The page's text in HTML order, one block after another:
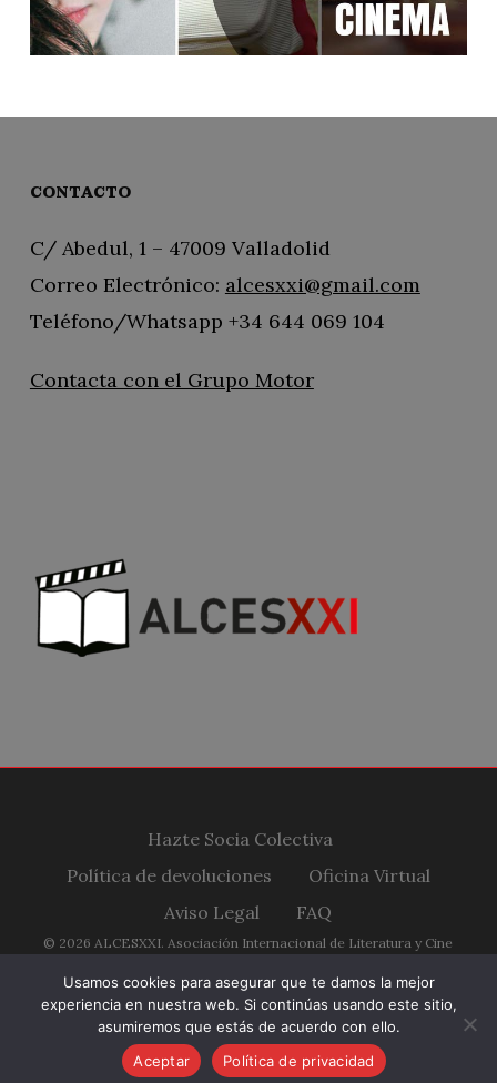
CONTACTO
C/ Abedul, 1 – 47009 Valladolid
Correo Electrónico: alcesxxi@gmail.com
Teléfono/Whatsapp +34 644 069 104
Contacta con el Grupo Motor
Hazte Socia Colectiva
Política de devoluciones
Oficina Virtual
Aviso Legal
FAQ
© 2026 ALCESXXI. Asociación Internacional de Literatura y Cine
twitter facebookyoutubeRSS instagram
Usamos cookies para asegurar que te damos la mejor
experiencia en nuestra web. Si continúas usando este sitio,
asumiremos que estás de acuerdo con ello.
Aceptar
Política de privacidad